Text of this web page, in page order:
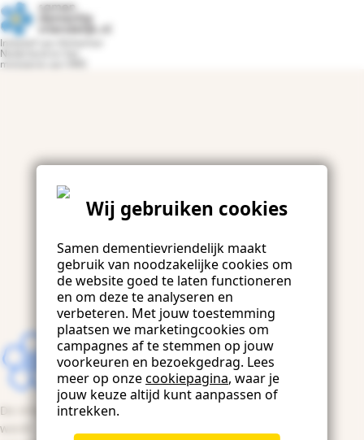
Wij gebruiken cookies
Samen dementievriendelijk maakt
gebruik van noodzakelijke cookies om
de website goed te laten functioneren
en om deze te analyseren en
verbeteren. Met jouw toestemming
plaatsen we marketingcookies om
campagnes af te stemmen op jouw
voorkeuren en bezoekgedrag. Lees
meer op onzecookiepagina, waar je
jouw keuze altijd kunt aanpassen of
intrekken.
Terug naar samendementievriendelijk.nl
Initiatief van Alzheimer
Nederland en het
ministerie van VWS
De inhoud
wordt